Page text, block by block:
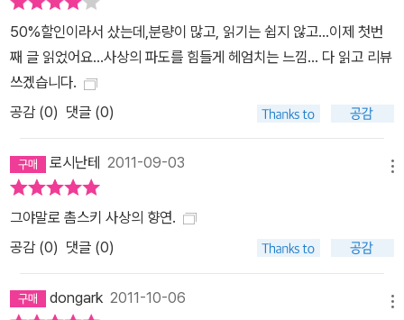
50%할인이라서 샀는데,분량이 많고, 읽기는 쉽지 않고...이제 첫번
째 글 읽었어요...사상의 파도를 힘들게 헤엄치는 느낌... 다 읽고 리뷰
쓰겠습니다.
공감 (0) 댓글 (0)
로시난테 2011-09-03
그야말로 촘스키 사상의 향연.
공감 (0) 댓글 (0)
dongark 2011-10-06